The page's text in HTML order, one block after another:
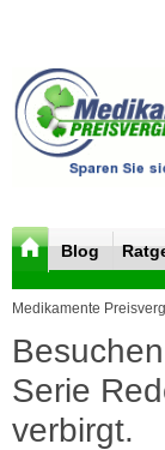
Blog
Medikamente
Serie
verbirgt.